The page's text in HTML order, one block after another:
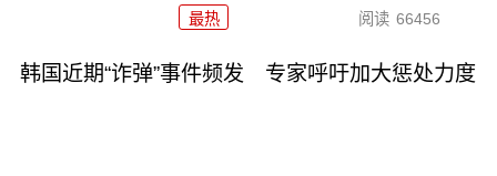
最热 阅读 66456
韩国近期“诈弹”事件频发 专家呼吁加大惩处力度